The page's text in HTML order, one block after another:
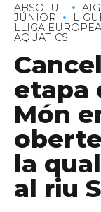
ABSOLUT
JÚNIOR
LLIGA
AQUATICS
etapa
Món
la
al riu